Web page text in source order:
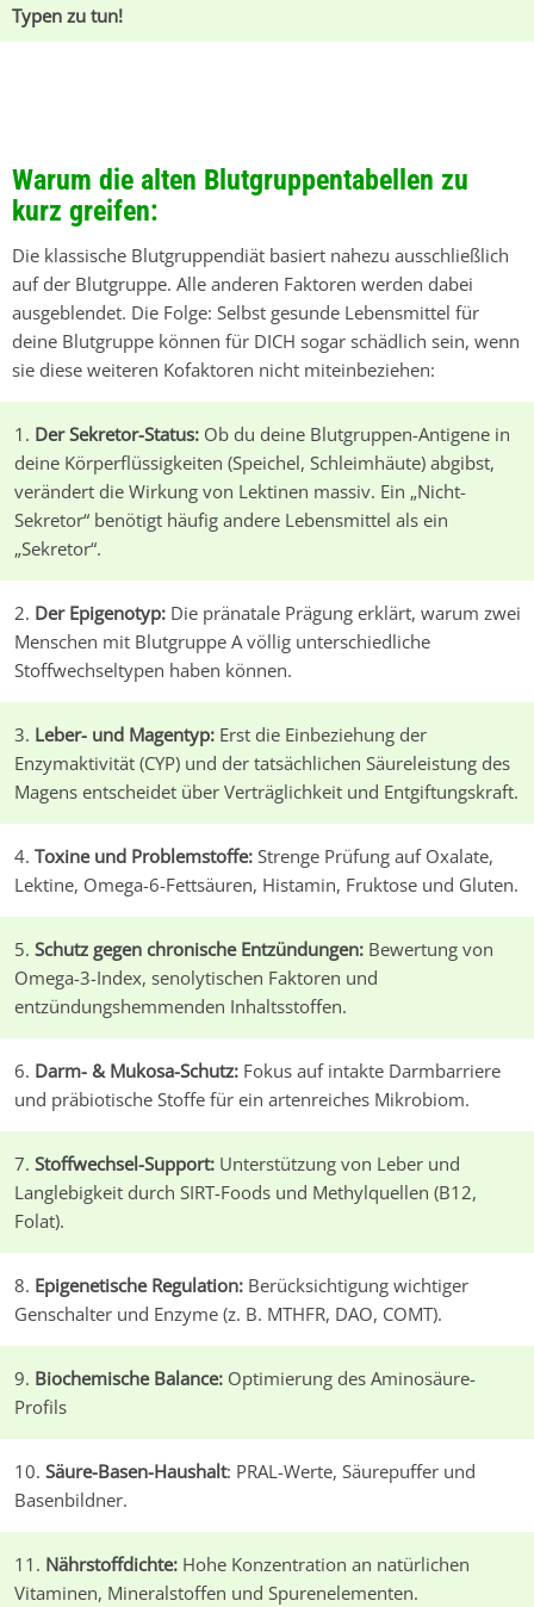
Typen zu tun!
Warum die alten Blutgruppentabellen zu
kurz greifen:
Die klassische Blutgruppendiät basiert nahezu ausschließlich
auf der Blutgruppe. Alle anderen Faktoren werden dabei
ausgeblendet. Die Folge: Selbst gesunde Lebensmittel für
deine Blutgruppe können für DICH sogar schädlich sein, wenn
sie diese weiteren Kofaktoren nicht miteinbeziehen:
Der Sekretor-Status: Ob du deine Blutgruppen-Antigene in
deine Körperflüssigkeiten (Speichel, Schleimhäute) abgibst,
verändert die Wirkung von Lektinen massiv. Ein „Nicht-
Sekretor“ benötigt häufig andere Lebensmittel als ein
„Sekretor“.
Der Epigenotyp: Die pränatale Prägung erklärt, warum zwei
Menschen mit Blutgruppe A völlig unterschiedliche
Stoffwechseltypen haben können.
Leber- und Magentyp: Erst die Einbeziehung der
Enzymaktivität (CYP) und der tatsächlichen Säureleistung des
Magens entscheidet über Verträglichkeit und Entgiftungskraft.
Toxine und Problemstoffe: Strenge Prüfung auf Oxalate,
Lektine, Omega-6-Fettsäuren, Histamin, Fruktose und Gluten.
Schutz gegen chronische Entzündungen: Bewertung von
Omega-3-Index, senolytischen Faktoren und
entzündungshemmenden Inhaltsstoffen.
Darm- & Mukosa-Schutz: Fokus auf intakte Darmbarriere
und präbiotische Stoffe für ein artenreiches Mikrobiom.
Stoffwechsel-Support: Unterstützung von Leber und
Langlebigkeit durch SIRT-Foods und Methylquellen (B12,
Folat).
Epigenetische Regulation: Berücksichtigung wichtiger
Genschalter und Enzyme (z. B. MTHFR, DAO, COMT).
Biochemische Balance: Optimierung des Aminosäure-
Profils
Säure-Basen-Haushalt: PRAL-Werte, Säurepuffer und
Basenbildner.
Nährstoffdichte: Hohe Konzentration an natürlichen
Vitaminen, Mineralstoffen und Spurenelementen.